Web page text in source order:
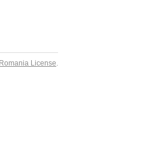
License.